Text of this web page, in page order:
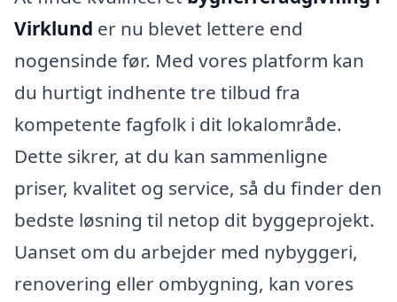
Virklund er nu blevet lettere end
nogensinde før. Med vores platform kan
du hurtigt indhente tre tilbud fra
kompetente fagfolk i dit lokalområde.
Dette sikrer, at du kan sammenligne
priser, kvalitet og service, så du finder den
bedste løsning til netop dit byggeprojekt.
Uanset om du arbejder med nybyggeri,
renovering eller ombygning, kan vores